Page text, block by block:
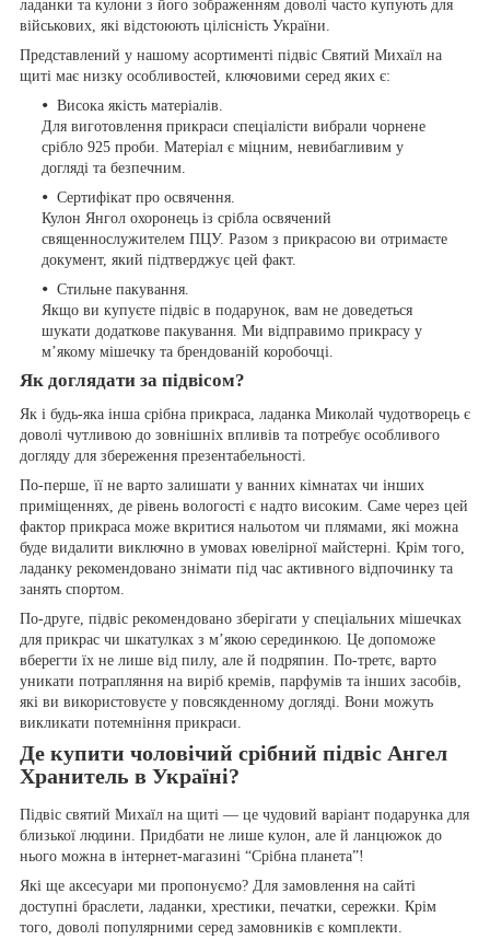
ладанки та кулони з його зображенням доволі часто купують для
військових, які відстоюють цілісність України.
Представлений у нашому асортименті підвіс Святий Михаїл на
щиті має низку особливостей, ключовими серед яких є:
Висока якість матеріалів.
Для виготовлення прикраси спеціалісти вибрали чорнене
срібло 925 проби. Матеріал є міцним, невибагливим у
догляді та безпечним.
Сертифікат про освячення.
Кулон Янгол охоронець із срібла освячений
священнослужителем ПЦУ. Разом з прикрасою ви отримаєте
документ, який підтверджує цей факт.
Стильне пакування.
Якщо ви купуєте підвіс в подарунок, вам не доведеться
шукати додаткове пакування. Ми відправимо прикрасу у
м’якому мішечку та брендованій коробочці.
Як доглядати за підвісом?
Як і будь-яка інша срібна прикраса, ладанка Миколай чудотворець є
доволі чутливою до зовнішніх впливів та потребує особливого
догляду для збереження презентабельності.
По-перше, її не варто залишати у ванних кімнатах чи інших
приміщеннях, де рівень вологості є надто високим. Саме через цей
фактор прикраса може вкритися нальотом чи плямами, які можна
буде видалити виключно в умовах ювелірної майстерні. Крім того,
ладанку рекомендовано знімати під час активного відпочинку та
занять спортом.
По-друге, підвіс рекомендовано зберігати у спеціальних мішечках
для прикрас чи шкатулках з м’якою серединкою. Це допоможе
вберегти їх не лише від пилу, але й подряпин. По-третє, варто
уникати потрапляння на виріб кремів, парфумів та інших засобів,
які ви використовуєте у повсякденному догляді. Вони можуть
викликати потемніння прикраси.
Де купити чоловічий срібний підвіс Ангел
Хранитель в Україні?
Підвіс святий Михаїл на щиті — це чудовий варіант подарунка для
близької людини. Придбати не лише кулон, але й ланцюжок до
нього можна в інтернет-магазині “Срібна планета”!
Які ще аксесуари ми пропонуємо? Для замовлення на сайті
доступні браслети, ладанки, хрестики, печатки, сережки. Крім
того, доволі популярними серед замовників є комплекти.